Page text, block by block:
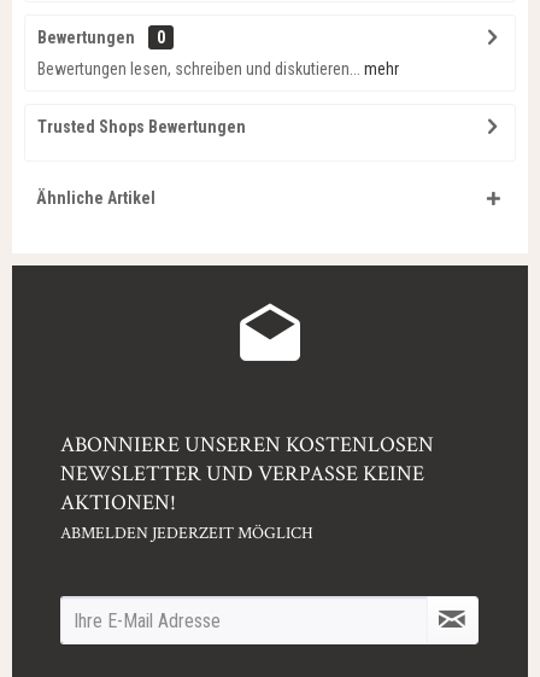
Bewertungen
0
Bewertungen lesen, schreiben und diskutieren...
mehr
Trusted Shops Bewertungen
Ähnliche Artikel
ABONNIERE UNSEREN KOSTENLOSEN
NEWSLETTER UND VERPASSE KEINE
AKTIONEN!
ABMELDEN JEDERZEIT MÖGLICH